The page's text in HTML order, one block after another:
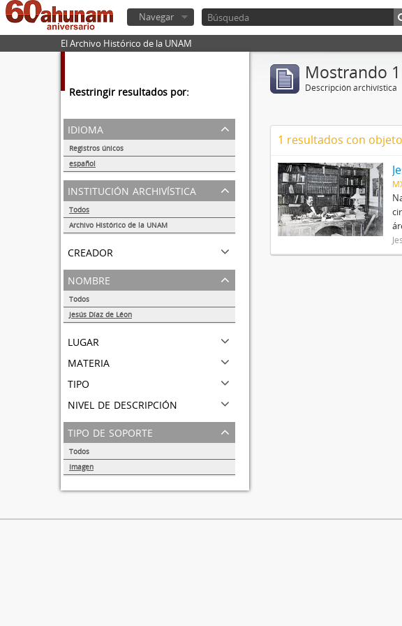
Navegar
El Archivo Histórico de la UNAM
Restringir resultados por:
idioma
Registros únicos
español
1
institución archivística
Todos
Archivo Histórico de la UNAM
creador
nombre
Todos
Jesús Díaz de Léon
lugar
materia
tipo
nivel de descripción
tipo de soporte
Todos
Imagen
Mostrando
Descripción archivística
1 resultados con